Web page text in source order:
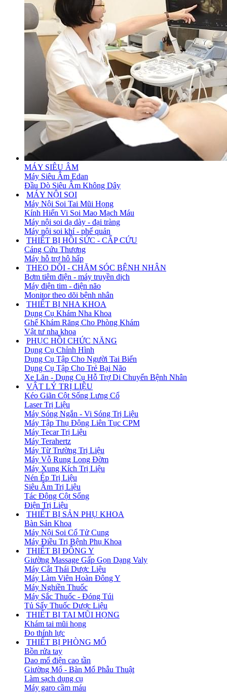
MÁY SIÊU ÂM
Máy Siêu Âm Edan
Đầu Dò Siêu Âm Không Dây
MÁY NỘI SOI
Máy Nội Soi Tai Mũi Họng
Kính Hiển Vi Soi Mao Mạch Máu
Máy nội soi dạ dày - đại tràng
Máy nội soi khí - phế quản
THIẾT BỊ HỒI SỨC - CẤP CỨU
Cáng Cứu Thương
Máy hỗ trợ hô hấp
THEO DÕI - CHĂM SÓC BỆNH NHÂN
Bơm tiêm điện - máy truyền dịch
Máy điện tim - điện não
Monitor theo dõi bệnh nhân
THIẾT BỊ NHA KHOA
Dụng Cụ Khám Nha Khoa
Ghế Khám Răng Cho Phòng Khám
Vật tư nha khoa
PHỤC HỒI CHỨC NĂNG
Dụng Cụ Chỉnh Hình
Dụng Cụ Tập Cho Người Tai Biến
Dụng Cụ Tập Cho Trẻ Bại Não
Xe Lăn - Dụng Cụ Hỗ Trợ Di Chuyển Bệnh Nhân
VẬT LÝ TRỊ LIỆU
Kéo Giãn Cột Sống Lưng Cổ
Laser Trị Liệu
Máy Sóng Ngắn - Vi Sóng Trị Liệu
Máy Tập Thụ Động Liên Tục CPM
Máy Tecar Trị Liệu
Máy Terahertz
Máy Từ Trường Trị Liệu
Máy Vỗ Rung Long Đờm
Máy Xung Kích Trị Liệu
Nén Ép Trị Liệu
Siêu Âm Trị Liệu
Tác Động Cột Sống
Điện Trị Liệu
THIẾT BỊ SẢN PHỤ KHOA
Bàn Sản Khoa
Máy Nội Soi Cổ Tử Cung
Máy Điều Trị Bệnh Phụ Khoa
THIẾT BỊ ĐÔNG Y
Giường Massage Gấp Gọn Dạng Valy
Máy Cắt Thái Dược Liệu
Máy Làm Viên Hoàn Đông Y
Máy Nghiền Thuốc
Máy Sắc Thuốc - Đóng Túi
Tủ Sấy Thuốc Dược Liệu
THIẾT BỊ TAI MŨI HỌNG
Khám tai mũi họng
Đo thính lực
THIẾT BỊ PHÒNG MỔ
Bồn rửa tay
Dao mổ điện cao tần
Giường Mổ - Bàn Mổ Phẫu Thuật
Làm sạch dụng cụ
Máy garo cầm máu